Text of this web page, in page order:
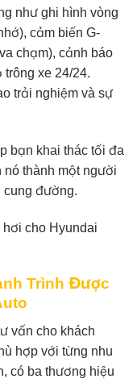
như ghi hình vòng
cảm biến G-
chạm), cảnh báo
xe 24/24.
trải nghiệm và sự
bạn khai thác tối đa
nó thành một người
cung đường.
Trình Được
vấn cho khách
hợp với từng nhu
có ba thương hiệu